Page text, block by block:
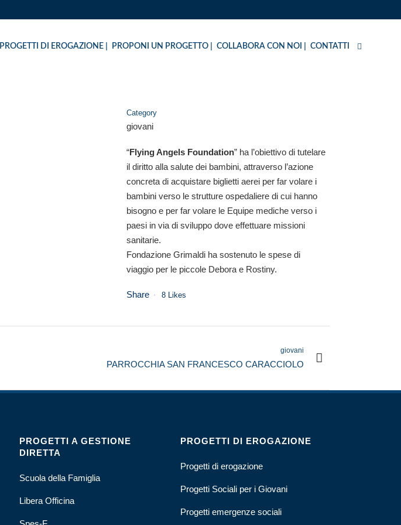
PROGETTI DI EROGAZIONE PROPONI UN PROGETTO COLLABORA CON NOI CONTATTI
Category
giovani
“Flying Angels Foundation” ha l’obiettivo di tutelare
il diritto alla salute dei bambini, attraverso l’azione
concreta di acquistare biglietti aerei per far volare i
bambini verso le strutture ospedaliere di cui hanno
bisogno e per far volare le Equipe mediche verso i
paesi in via di sviluppo dove effettuare missioni
sanitarie.
Fondazione Grimaldi ha sostenuto le spese di
viaggio per le piccole Debora e Rostiny.
Share 8 Likes
giovani
PARROCCHIA SAN FRANCESCO CARACCIOLO
PROGETTI A GESTIONE
DIRETTA
Scuola della Famiglia
Libera Officina
PROGETTI DI EROGAZIONE
Progetti di erogazione
Progetti Sociali per i Giovani
Progetti emergenze sociali